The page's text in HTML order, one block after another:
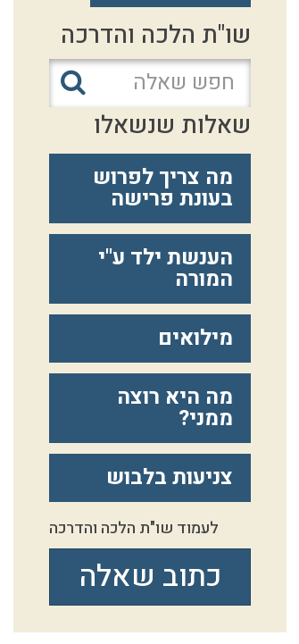
שו"ת הלכה והדרכה
שאלות שנשאלו
מה צריך לפרוש
בעונת פרישה
הענשת ילד ע"י
המורה
מילואים
מה היא רוצה
ממני?
צניעות בלבוש
לעמוד שו"ת הלכה והדרכה
כתוב שאלה